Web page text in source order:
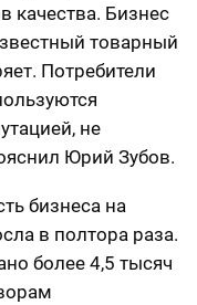
качества. Бизнес
товарный
Потребители
не
Юрий Зубов.
бизнеса на
в полтора раза.
более 4,5 тысяч